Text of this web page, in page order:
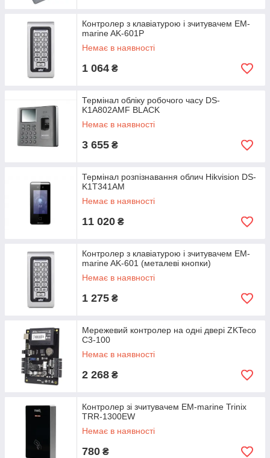
Контролер з клавіатурою і зчитувачем EM-
marine AK-601P
Немає в наявності
1 064 ₴
Термінал обліку робочого часу DS-
K1A802AMF BLACK
Немає в наявності
3 655 ₴
Термінал розпізнавання облич Hikvision DS-
K1T341AM
Немає в наявності
11 020 ₴
Контролер з клавіатурою і зчитувачем EM-
marine AK-601 (металеві кнопки)
Немає в наявності
1 275 ₴
Мережевий контролер на одні двері ZKTeco
C3-100
Немає в наявності
2 268 ₴
Контролер зі зчитувачем EM-marine Trinix
TRR-1300EW
Немає в наявності
780 ₴